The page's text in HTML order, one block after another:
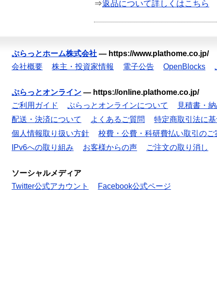
⇒返品について詳しくはこちら
ぷらっとホーム株式会社 — https://www.plathome.co.jp/
会社概要
株主・投資家情報 電子公告 OpenBlocks
ぷらっとオンライン — https://online.plathome.co.jp/
ご利用ガイド
ぷらっとオンラインについて
見積書・
配送・決済について
よくあるご質問
特定商取引法に
個人情報取り扱い方針
校費・公費・科研費払い取引のご
IPv6への取り組み
お客様からの声 ご注文の取り消し
ソーシャルメディア
Twitter公式アカウント
Facebook公式ページ